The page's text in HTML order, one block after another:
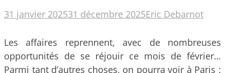
31 janvier 202531 décembre 2025Eric Debarnot
Les affaires reprennent, avec de nombreuses
opportunités de se réjouir ce mois de février…
Parmi tant d’autres choses, on pourra voir à Paris :